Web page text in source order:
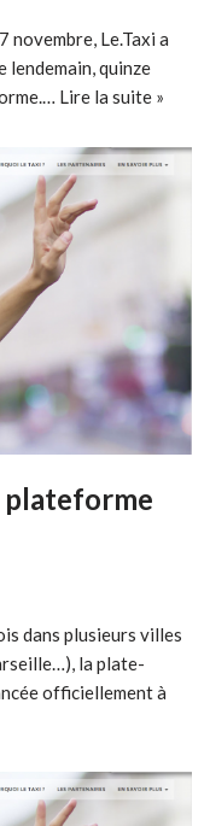
novembre, Le.Taxi a
lendemain, quinze
Lire la suite »
plateforme
dans plusieurs villes
la plate-
officiellement à